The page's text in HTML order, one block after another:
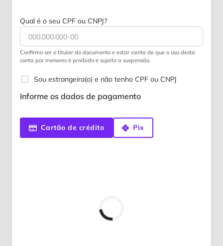
Qual é o seu CPF ou CNPJ?
Confirmo ser o titular do documento e estar ciente de que o uso desta
conta por menores é proibido e sujeito a suspensão.
Sou estrangeira(o) e não tenho CPF ou CNPJ
Informe os dados de pagamento
Cartão de crédito Pix